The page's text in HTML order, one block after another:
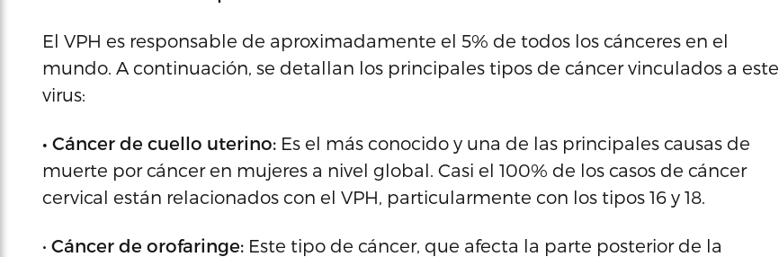
El VPH es responsable de aproximadamente el 5% de todos los cánceres en el
mundo. A continuación, se detallan los principales tipos de cáncer vinculados a este
virus:
• Cáncer de cuello uterino: Es el más conocido y una de las principales causas de
muerte por cáncer en mujeres a nivel global. Casi el 100% de los casos de cáncer
cervical están relacionados con el VPH, particularmente con los tipos 16 y 18.
• Cáncer de orofaringe: Este tipo de cáncer, que afecta la parte posterior de la